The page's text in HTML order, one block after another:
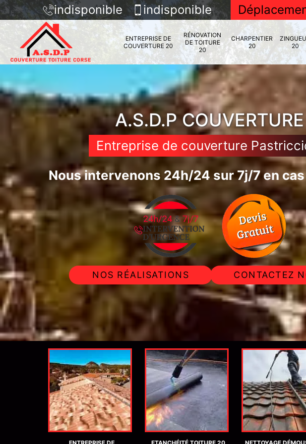
indisponible indisponible
ENTREPRISE DE
COUVERTURE 20
RÉNOVATION
DE TOITURE
20
CHARPENTIER
20
20
A.S.D.P COUVERTURE
Entreprise de couverture
Nous intervenons 24h/24 sur 7j/7 en
NOS RÉALISATIONS CONTACTEZ